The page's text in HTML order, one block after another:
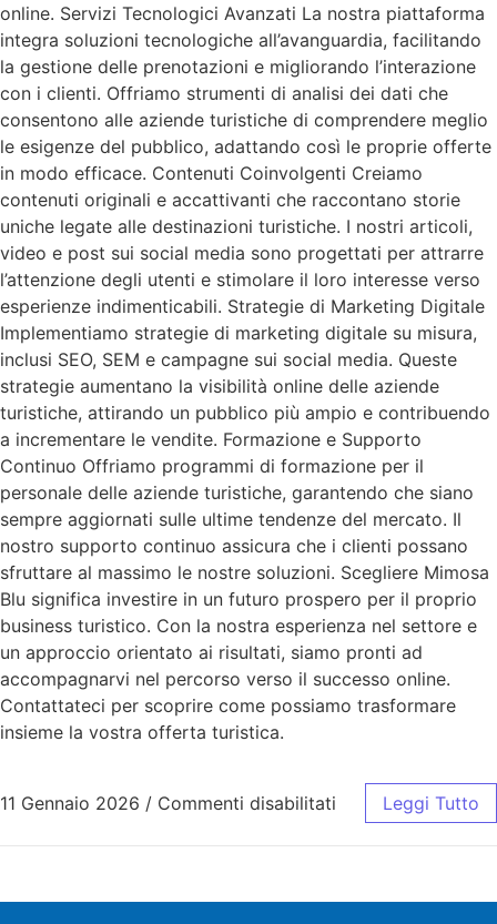
online. Servizi Tecnologici Avanzati La nostra piattaforma
integra soluzioni tecnologiche all’avanguardia, facilitando
la gestione delle prenotazioni e migliorando l’interazione
con i clienti. Offriamo strumenti di analisi dei dati che
consentono alle aziende turistiche di comprendere meglio
le esigenze del pubblico, adattando così le proprie offerte
in modo efficace. Contenuti Coinvolgenti Creiamo
contenuti originali e accattivanti che raccontano storie
uniche legate alle destinazioni turistiche. I nostri articoli,
video e post sui social media sono progettati per attrarre
l’attenzione degli utenti e stimolare il loro interesse verso
esperienze indimenticabili. Strategie di Marketing Digitale
Implementiamo strategie di marketing digitale su misura,
inclusi SEO, SEM e campagne sui social media. Queste
strategie aumentano la visibilità online delle aziende
turistiche, attirando un pubblico più ampio e contribuendo
a incrementare le vendite. Formazione e Supporto
Continuo Offriamo programmi di formazione per il
personale delle aziende turistiche, garantendo che siano
sempre aggiornati sulle ultime tendenze del mercato. Il
nostro supporto continuo assicura che i clienti possano
sfruttare al massimo le nostre soluzioni. Scegliere Mimosa
Blu significa investire in un futuro prospero per il proprio
business turistico. Con la nostra esperienza nel settore e
un approccio orientato ai risultati, siamo pronti ad
accompagnarvi nel percorso verso il successo online.
Contattateci per scoprire come possiamo trasformare
insieme la vostra offerta turistica.
11 Gennaio 2026 / Commenti disabilitati Leggi Tutto